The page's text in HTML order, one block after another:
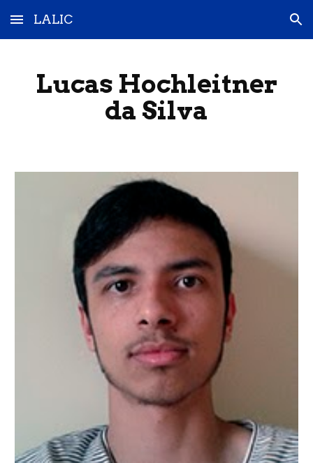
Skip to main content Skip to navigation
LALIC
Lucas Hochleitner
da Silva